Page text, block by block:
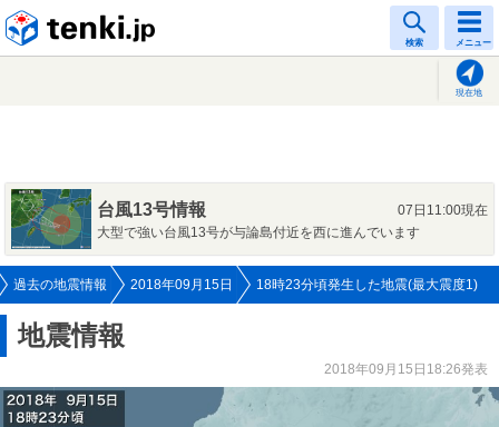
検索 メニュー
現在地
台風13号情報
07日11:00現在
大型で強い台風13号が与論島付近を西に進んでいます
過去の地震情報 2018年09月15日 18時23分頃発生した地震(最大震度1)
地震情報
2018年09月15日18:26発表